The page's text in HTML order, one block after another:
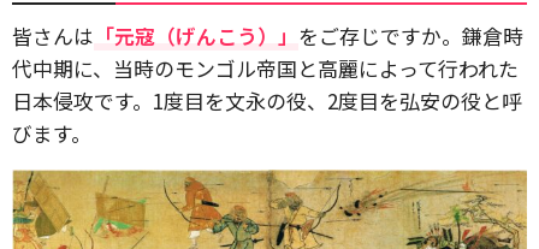
皆さんは 「元寇（げんこう）」 をご存じですか。鎌倉時
代中期に、当時のモンゴル帝国と高麗によって行われた
日本侵攻です。1度目を文永の役、2度目を弘安の役と呼
びます。